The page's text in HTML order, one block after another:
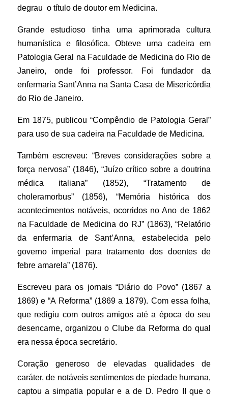
degrau o título de doutor em Medicina.
Grande estudioso tinha uma aprimorada cultura
humanística e filosófica. Obteve uma cadeira em
Patologia Geral na Faculdade de Medicina do Rio de
Janeiro, onde foi professor. Foi fundador da
enfermaria Sant’Anna na Santa Casa de Misericórdia
do Rio de Janeiro.
Em 1875, publicou “Compêndio de Patologia Geral”
para uso de sua cadeira na Faculdade de Medicina.
Também escreveu: “Breves considerações sobre a
força nervosa” (1846), “Juízo crítico sobre a doutrina
médica italiana” (1852), “Tratamento de
choleramorbus” (1856), “Memória histórica dos
acontecimentos notáveis, ocorridos no Ano de 1862
na Faculdade de Medicina do RJ” (1863), “Relatório
da enfermaria de Sant’Anna, estabelecida pelo
governo imperial para tratamento dos doentes de
febre amarela” (1876).
Escreveu para os jornais “Diário do Povo” (1867 a
1869) e “A Reforma” (1869 a 1879). Com essa folha,
que redigiu com outros amigos até a época do seu
desencarne, organizou o Clube da Reforma do qual
era nessa época secretário.
Coração generoso de elevadas qualidades de
caráter, de notáveis sentimentos de piedade humana,
captou a simpatia popular e a de D. Pedro II que o